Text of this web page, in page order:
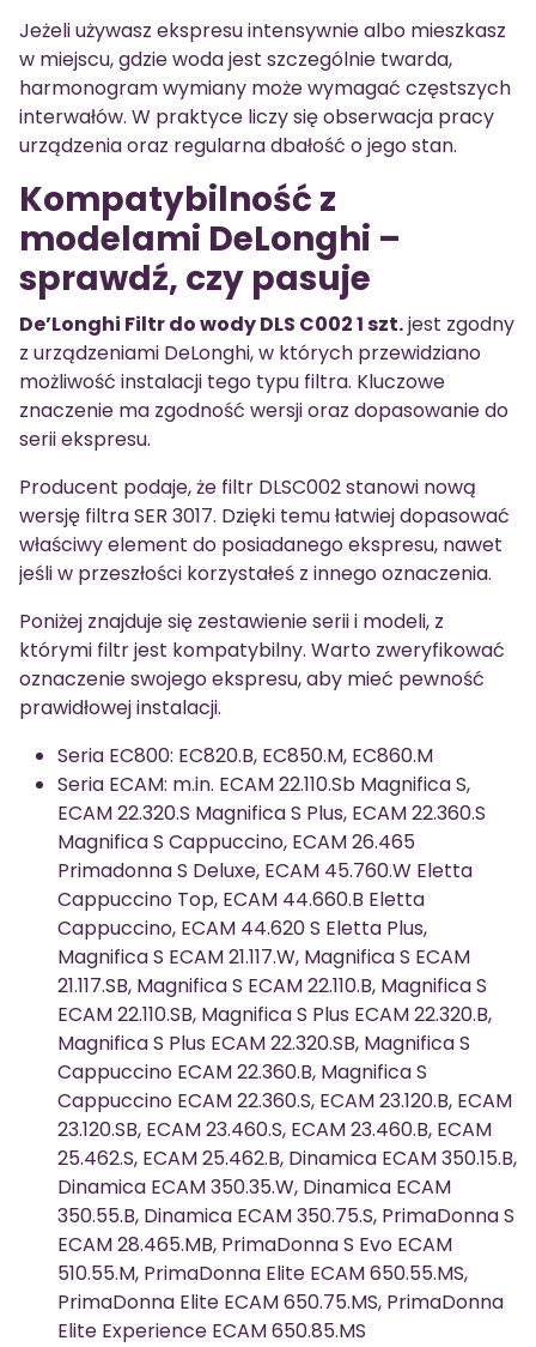
Jeżeli używasz ekspresu intensywnie albo mieszkasz
w miejscu, gdzie woda jest szczególnie twarda,
harmonogram wymiany może wymagać częstszych
interwałów. W praktyce liczy się obserwacja pracy
urządzenia oraz regularna dbałość o jego stan.
Kompatybilność z
modelami DeLonghi –
sprawdź, czy pasuje
De’Longhi Filtr do wody DLS C002 1 szt.jest zgodny
z urządzeniami DeLonghi, w których przewidziano
możliwość instalacji tego typu filtra. Kluczowe
znaczenie ma zgodność wersji oraz dopasowanie do
serii ekspresu.
Producent podaje, że filtr DLSC002 stanowi nową
wersję filtra SER 3017. Dzięki temu łatwiej dopasować
właściwy element do posiadanego ekspresu, nawet
jeśli w przeszłości korzystałeś z innego oznaczenia.
Poniżej znajduje się zestawienie serii i modeli, z
którymi filtr jest kompatybilny. Warto zweryfikować
oznaczenie swojego ekspresu, aby mieć pewność
prawidłowej instalacji.
Seria EC800: EC820.B, EC850.M, EC860.M
Seria ECAM: m.in. ECAM 22.110.Sb Magnifica S,
ECAM 22.320.S Magnifica S Plus, ECAM 22.360.S
Magnifica S Cappuccino, ECAM 26.465
Primadonna S Deluxe, ECAM 45.760.W Eletta
Cappuccino Top, ECAM 44.660.B Eletta
Cappuccino, ECAM 44.620 S Eletta Plus,
Magnifica S ECAM 21.117.W, Magnifica S ECAM
21.117.SB, Magnifica S ECAM 22.110.B, Magnifica S
ECAM 22.110.SB, Magnifica S Plus ECAM 22.320.B,
Magnifica S Plus ECAM 22.320.SB, Magnifica S
Cappuccino ECAM 22.360.B, Magnifica S
Cappuccino ECAM 22.360.S, ECAM 23.120.B, ECAM
23.120.SB, ECAM 23.460.S, ECAM 23.460.B, ECAM
25.462.S, ECAM 25.462.B, Dinamica ECAM 350.15.B,
Dinamica ECAM 350.35.W, Dinamica ECAM
350.55.B, Dinamica ECAM 350.75.S, PrimaDonna S
ECAM 28.465.MB, PrimaDonna S Evo ECAM
510.55.M, PrimaDonna Elite ECAM 650.55.MS,
PrimaDonna Elite ECAM 650.75.MS, PrimaDonna
Elite Experience ECAM 650.85.MS